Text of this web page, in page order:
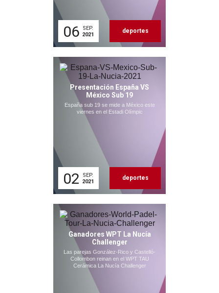
06
SEP.
2021
deportes
Presentación España VS
México Sub 19
España sub 19 se mide a México este
viernes en el Estadi Olímpic
02
SEP.
2021
deportes
Ganadores WPT La Nucía
Challenger
Las parejas González-Rico y Castelló-
Collombon reinan en el WPT TAU
Cerámica La Nucía Challenger